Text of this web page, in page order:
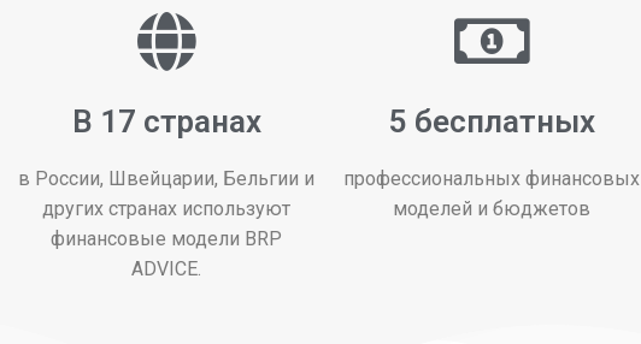
В 17 странах
в России, Швейцарии, Бельгии и
других странах используют
финансовые модели BRP
ADVICE.
5 бесплатных
профессиональных финансовых
моделей и бюджетов